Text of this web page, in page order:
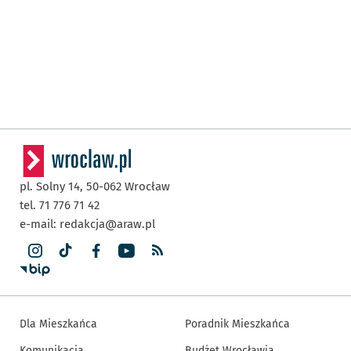
pl. Solny 14, 50-062 Wrocław
tel. 71 776 71 42
e-mail: redakcja@araw.pl
Dla Mieszkańca
Poradnik Mieszkańca